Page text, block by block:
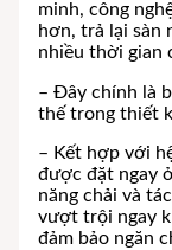
minh, công
hơn, trả lại sàn
nhiều thời gian
– Đây chính là
thế trong thiết
– Kết hợp với
được đặt ngay
năng chải và
vượt trội ngay
đảm bảo ngăn